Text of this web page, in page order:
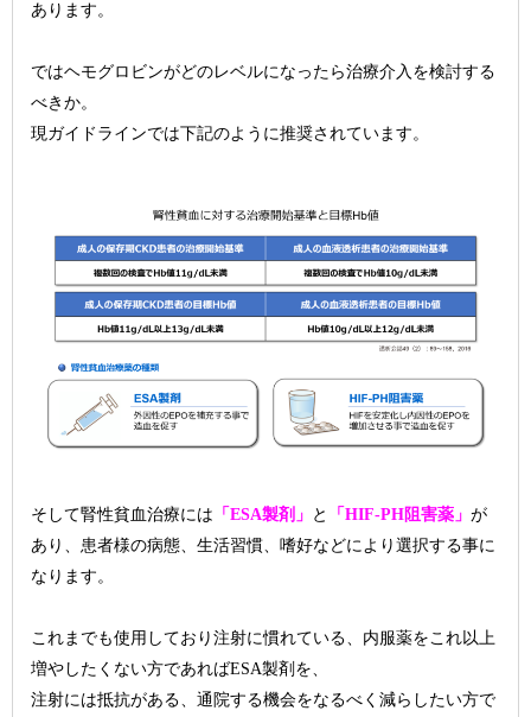
あります。
ではヘモグロビンがどのレベルになったら治療介入を検討する
べきか。
現ガイドラインでは下記のように推奨されています。
そして腎性貧血治療には 「ESA製剤」 と 「HIF-PH阻害薬」 が
あり、患者様の病態、生活習慣、嗜好などにより選択する事に
なります。
これまでも使用しており注射に慣れている、内服薬をこれ以上
増やしたくない方であればESA製剤を、
注射には抵抗がある、通院する機会をなるべく減らしたい方で